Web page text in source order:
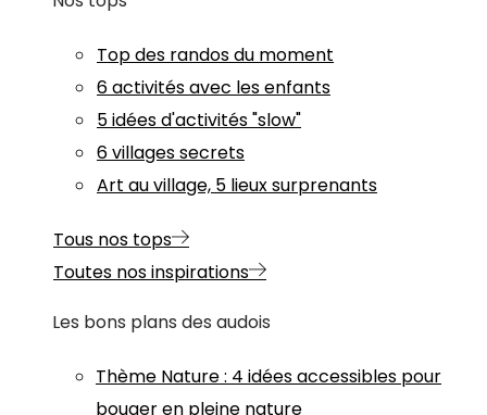
Top des randos du moment
6 activités avec les enfants
5 idées d'activités "slow"
6 villages secrets
Art au village, 5 lieux surprenants
Tous nos tops
Toutes nos inspirations
Les bons plans des audois
Thème Nature: 4 idées accessibles pour
bouger en pleine nature